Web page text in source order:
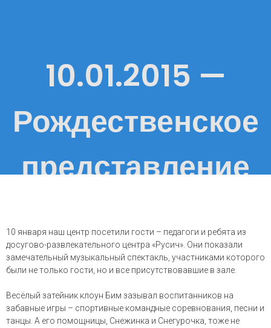
10.01.2015 —
Рождественское
представление
10 января наш центр посетили гости – педагоги и ребята из
досугово-развлекательного центра «Русич». Они показали
замечательный музыкальный спектакль, участниками которого
были не только гости, но и все присутствовавшие в зале.
Весёлый затейник клоун Бим зазывал воспитанников на
забавные игры – спортивные командные соревнования, песни и
танцы. А его помощницы, Снежинка и Снегурочка, тоже не